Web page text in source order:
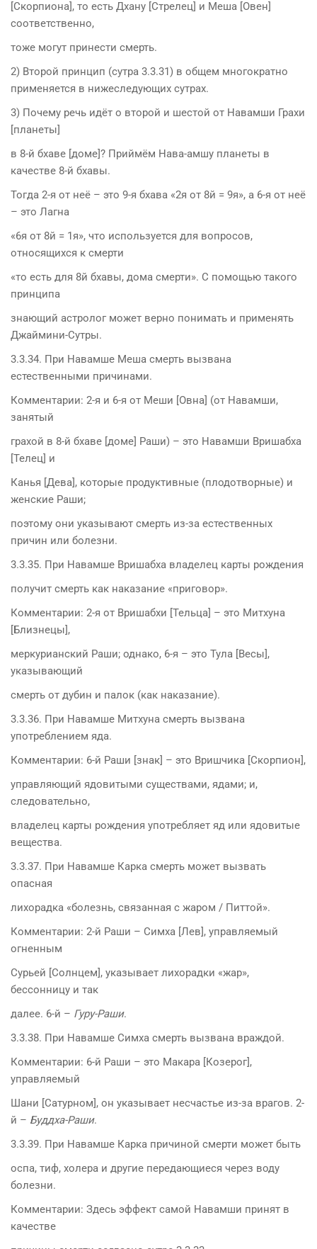
[Скорпиона], то есть Дхану [Стрелец] и Меша [Овен]
соответственно,
тоже могут принести смерть.
2) Второй принцип (сутра 3.3.31) в общем многократно
применяется в нижеследующих сутрах.
3) Почему речь идёт о второй и шестой от Навамши Грахи
[планеты]
в 8-й бхаве [доме]? Приймём Нава-амшу планеты в
качестве 8-й бхавы.
Тогда 2-я от неё – это 9-я бхава «2я от 8й = 9я», а 6-я от неё
– это Лагна
«6я от 8й = 1я», что используется для вопросов,
относящихся к смерти
«то есть для 8й бхавы, дома смерти». С помощью такого
принципа
знающий астролог может верно понимать и применять
Джаймини-Сутры.
3.3.34. При Навамше Меша смерть вызвана
естественными причинами.
Комментарии: 2-я и 6-я от Меши [Овна] (от Навамши,
занятый
грахой в 8-й бхаве [доме] Раши) – это Навамши Вришабха
[Телец] и
Канья [Дева], которые продуктивные (плодотворные) и
женские Раши;
поэтому они указывают смерть из-за естественных
причин или болезни.
3.3.35. При Навамше Вришабха владелец карты рождения
получит смерть как наказание «приговор».
Комментарии: 2-я от Вришабхи [Тельца] – это Митхуна
[Близнецы],
меркурианский Раши; однако, 6-я – это Тула [Весы],
указывающий
смерть от дубин и палок (как наказание).
3.3.36. При Навамше Митхуна смерть вызвана
употреблением яда.
Комментарии: 6-й Раши [знак] – это Вришчика [Скорпион],
управляющий ядовитыми существами, ядами; и,
следовательно,
владелец карты рождения употребляет яд или ядовитые
вещества.
3.3.37. При Навамше Карка смерть может вызвать
опасная
лихорадка «болезнь, связанная с жаром / Питтой».
Комментарии: 2-й Раши – Симха [Лев], управляемый
огненным
Сурьей [Солнцем], указывает лихорадки «жар»,
бессонницу и так
далее. 6-й – Гуру-Раши.
3.3.38. При Навамше Симха смерть вызвана враждой.
Комментарии: 6-й Раши – это Макара [Козерог],
управляемый
Шани [Сатурном], он указывает несчастье из-за врагов. 2-
й – Буддха-Раши.
3.3.39. При Навамше Карка причиной смерти может быть
оспа, тиф, холера и другие передающиеся через воду
болезни.
Комментарии: Здесь эффект самой Навамши принят в
качестве